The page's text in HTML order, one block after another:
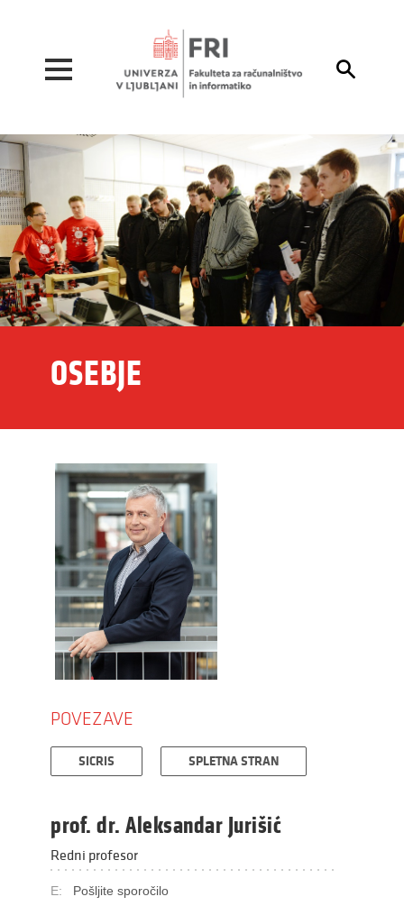

OSEBJE
POVEZAVE
SICRIS SPLETNA STRAN
prof. dr. Aleksandar Jurišić
Redni profesor
E: Pošljite sporočilo